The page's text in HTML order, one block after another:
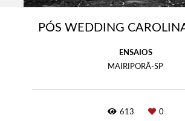
PÓS WEDDING
ENSAIOS
MAIRIPORÃ-SP
613 0